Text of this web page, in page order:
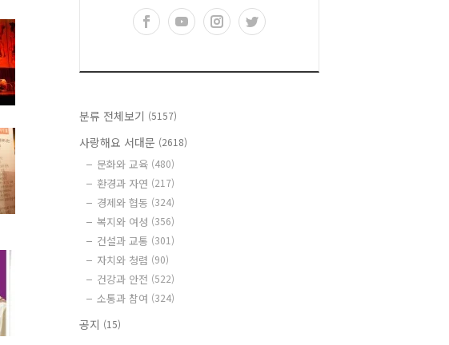
분류 전체보기 (5157)
사랑해요 서대문 (2618)
문화와 교육 (480)
환경과 자연 (217)
경제와 협동 (324)
복지와 여성 (356)
건설과 교통 (301)
자치와 청렴 (90)
건강과 안전 (522)
소통과 참여 (324)
공지 (15)